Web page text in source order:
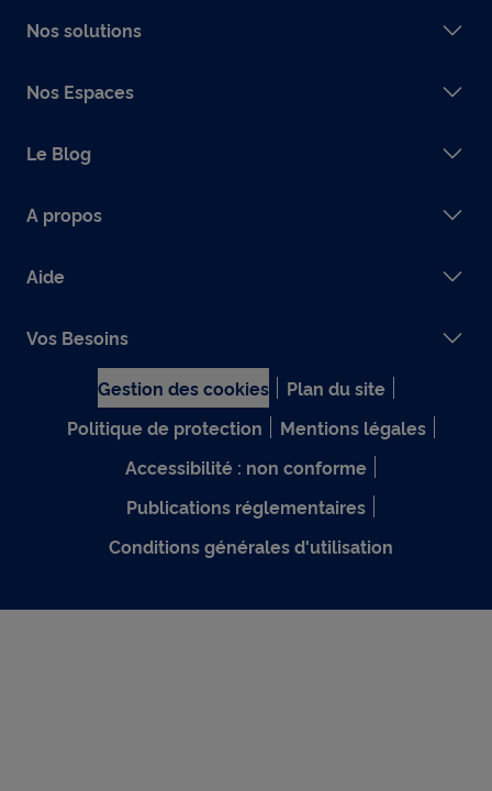
Nos solutions
Nos Espaces
Le Blog
A propos
Aide
Vos Besoins
Gestion des cookies
Plan du site
Politique de protection
Mentions légales
Accessibilité : non conforme
Publications réglementaires
Conditions générales d'utilisation